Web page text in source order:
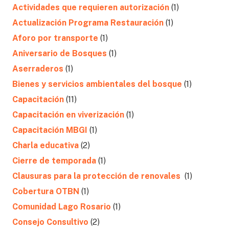
Actividades que requieren autorización (1)
Actualización Programa Restauración (1)
Aforo por transporte (1)
Aniversario de Bosques (1)
Aserraderos (1)
Bienes y servicios ambientales del bosque (1)
Capacitación (11)
Capacitación en viverización (1)
Capacitación MBGI (1)
Charla educativa (2)
Cierre de temporada (1)
Clausuras para la protección de renovales (1)
Cobertura OTBN (1)
Comunidad Lago Rosario (1)
Consejo Consultivo (2)